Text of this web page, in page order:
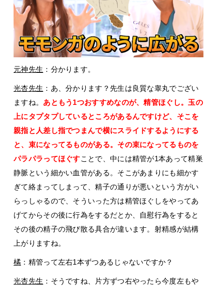
元神先生 ：分かります。
光杏先生 ：あ、分かります？先生は良質な睾丸でござい
ますね。 あともう1つおすすめなのが、精管ほぐし。玉の
上にタプタプしているところがあるんですけど、そこを
親指と人差し指でつまんで横にスライドするようにする
と、束になってるものがある。その束になってるものを
パラパラってほぐすことで、中には精管が1本あって精巣
静脈という細かい血管がある。そこがあまりにも細かす
ぎて絡まってしまって、精子の通りが悪いという方がい
らっしゃるので、そういった方は精管ほぐしをやってあ
げてからその後に行為をするだとか、自慰行為をすると
その後の精子の飛び散る具合が違います。射精感が結構
上がりますね。
橘 ：精管って左右1本ずつあるじゃないですか？
光杏先生 ：そうですね、片方ずつ右やったら今度左もや